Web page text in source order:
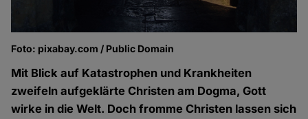
Foto: pixabay.com / Public Domain
Mit Blick auf Katastrophen und Krankheiten
zweifeln aufgeklärte Christen am Dogma, Gott
wirke in die Welt. Doch fromme Christen lassen sich